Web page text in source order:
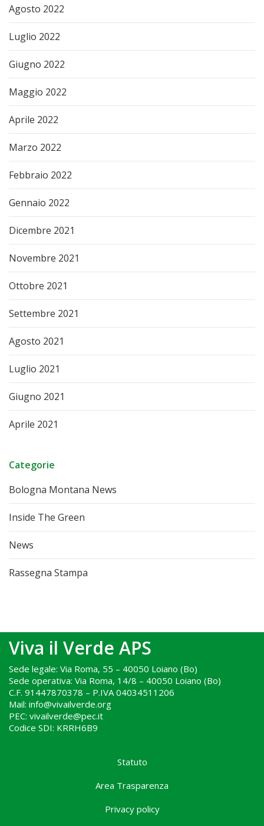
Agosto 2022
Luglio 2022
Giugno 2022
Maggio 2022
Aprile 2022
Marzo 2022
Febbraio 2022
Gennaio 2022
Dicembre 2021
Novembre 2021
Ottobre 2021
Settembre 2021
Agosto 2021
Luglio 2021
Giugno 2021
Aprile 2021
Categorie
Bologna Montana News
Inside The Green
News
Rassegna Stampa
Viva il Verde APS
Sede legale: Via Roma, 55 – 40050 Loiano (Bo)
Sede operativa: Via Roma, 14/8 – 40050 Loiano (Bo)
C.F. 91447870378 – P.IVA 04034511206
Mail: info@vivailverde.org
PEC: vivailverde@pec.it
Codice SDI: KRRH6B9
Statuto
Area Trasparenza
Privacy policy